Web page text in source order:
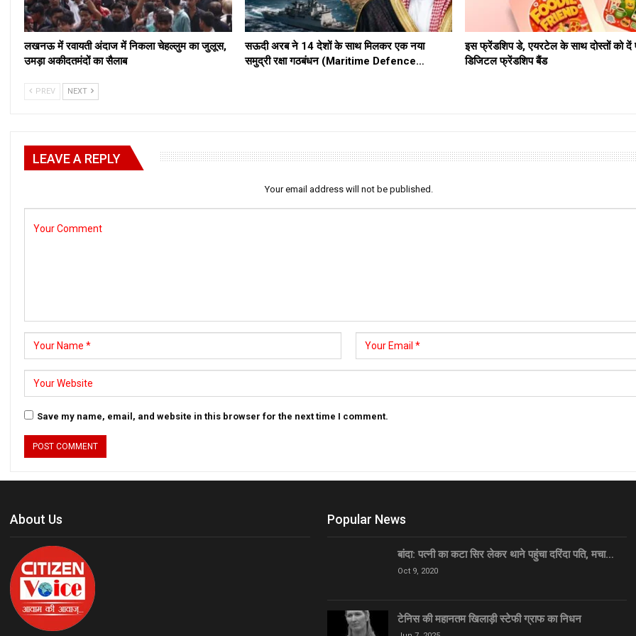
लखनऊ में रवायती अंदाज में निकला चेहल्लुम का जुलूस,
उमड़ा अकीदतमंदों का सैलाब
सऊदी अरब ने 14 देशों के साथ मिलकर एक नया
समुद्री रक्षा गठबंधन (Maritime Defence…
इस फ्रेंडशिप डे, एयरटेल के साथ दोस्तों को
डिजिटल फ्रेंडशिप बैंड
PREV NEXT
LEAVE A REPLY
Your email address will not be published.
Save my name, email, and website in this browser for the next time I comment.
About Us Popular News
बांदा: पत्नी का कटा सिर लेकर थाने पहुंचा दरिंदा पति, मचा…
Oct 9, 2020
टेनिस की महानतम खिलाड़ी स्टेफी ग्राफ का निधन